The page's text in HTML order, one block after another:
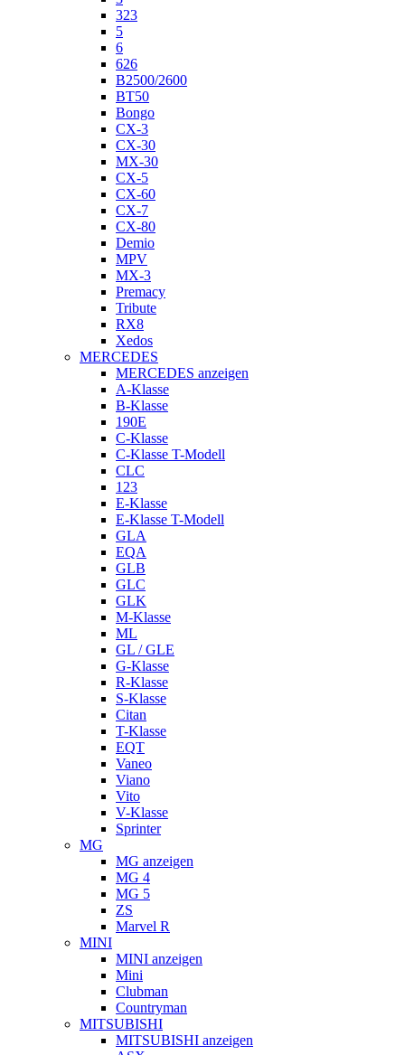
323
5
6
626
B2500/2600
BT50
Bongo
CX-3
CX-30
MX-30
CX-5
CX-60
CX-7
CX-80
Demio
MPV
MX-3
Premacy
Tribute
RX8
Xedos
MERCEDES
MERCEDES anzeigen
A-Klasse
B-Klasse
190E
C-Klasse
C-Klasse T-Modell
CLC
123
E-Klasse
E-Klasse T-Modell
GLA
EQA
GLB
GLC
GLK
M-Klasse
ML
GL / GLE
G-Klasse
R-Klasse
S-Klasse
Citan
T-Klasse
EQT
Vaneo
Viano
Vito
V-Klasse
Sprinter
MG
MG anzeigen
MG 4
MG 5
ZS
Marvel R
MINI
MINI anzeigen
Mini
Clubman
Countryman
MITSUBISHI
MITSUBISHI anzeigen